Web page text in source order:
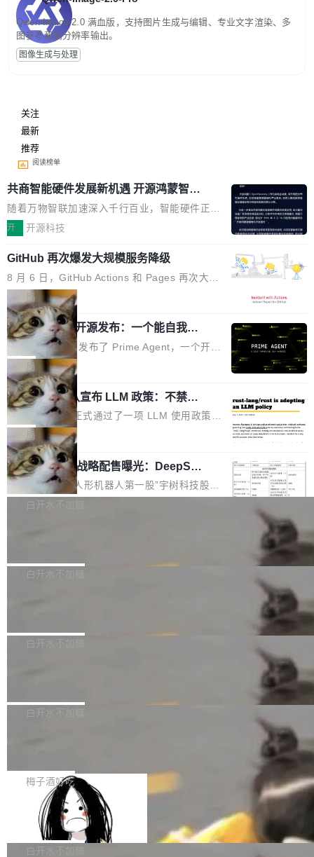
Qwen-Image-2.0 满血版，支持图片生成与编辑、专业文字渲染、多
图参考和高分辨率输出。
图像生成与处理
关注
最新
推荐
阅读榜单
共商智能硬件发展新机遇 开源鸿蒙智能
硬件开发者日杭州站即将举行
随着万物智联加速深入千行百业，智能硬件正从
单点设备迈向智能化、网联化、协同化发展。作
鸿蒙通过统一技术底座和分布式能力，为不同类
型智能设备的开发、连接与互联提供关键支撑，
也为产业链企业探索产品创新与商业增长打开新
的空间。 8月14日，开源鸿蒙智能硬件开发者日
（OHDD：OpenHarmony Hardware Develope
r Day）将在杭州启航。活动面向智能硬件产业
链企业和开发者，邀请行业专家与资深技术顾
问，围绕开源鸿蒙技术能力、设备适配、芯片适
配、功耗与稳定性调优、兼容性测评及统一互联
等内容展开系统讲解和实战交流，帮助企业进一
步了解开源鸿蒙在智能...
开 开源科技
GitHub 再次爆发大规模服务降级
8 月 6 日，GitHub Actions 和 Pages 再次大规
模服务降级，Actions 完全不可用超过 5 小时，
webhook 停发，连自托管 runner 也因调度层故
障无法工作。Pages、Copilot code review、C
opilot coding agent 全部受影响。从检测到完全
恢复，大约 12 小时。 这是 2026 年 8 月的第六
起事故，其中四起与 AI/Copilot 服务相关。 Git
Hub 员工 kdaigle 在 HN 讨论中贴出了一组数
据：2025 年全年 10 亿次 commit。现在，每周
2.75 亿次，全年预计 140 亿次。GitHub...
局
Prime Agent 开源发布：一个能自我改
进的编程 Agent，ARC-AGI 3 超越人类
专家基线
Prime Intellect 发布了 Prime Agent，一个开源
的编程 Agent Harness，核心设计围绕两个抽
象：Recursive Language Model（RLM）和 C
ontinual Harness。在 ARC-AGI 3 基准测试
上，Prime Agent + Opus 5 的组合达到了 95.
5% RHAE Best@1，超过了 ARC 报告的人类专
家基线 95.4%。 不是又一个 coding agent 包装
器 Prime Agent 的架构和市面上大多数 coding
agent 有本质区别。大多数 agent harness 的设
计是基于早期模型的能力—...
局
Rust 项目团队宣布 LLM 政策：不禁
止，但你要承认哪些代码不是你写的
Rust 语言项目正式通过了一项 LLM 使用政策，
覆盖 rust-lang/rust 单一仓库的代码贡献。这不
是项目级别的官方立场，目前由五个团队采纳，
但它可能是主流开源项目中关于 AI 辅助贡献最
细致的一份规则。 政策的核心只有一句话：LLM
可以用来分析、提炼、审阅、建议，但不能用来
不得生成涉及安全性的关键变更，除非作者本身
局
宇树科技 IPO 战略配售曝光：DeepSe
ek 获配 93.3 万股，锁定 36 个月
8月6日晚间，“人形机器人第一股”宇树科技股份
有限公司披露IPO发行价格及战略配售结果，杭
36个月。 公告显示，本次宇树科技战略配售对
员工参与设立的专项资产管理计划。其中，Dee
获配9...
白开水不加糖
Bug fixes and enhancements 修复多次传递同
一个回归问题，该问题导致拉取镜像时会拒绝包
题，该问题可能导致在旧版 Linux 内核...
白开水不加糖
e 孵化器项目管理委员会（IPMC）投票中获得
P）！这一里程碑不仅标志着 Fluss 迈入新的发
白开水不加糖
长期停止内容更新，未能实现其作为“AI版维基百
提交的编辑请求也长期处于待处理状态。 Groki
pedia 于去年底上线，定位为由人工智能生成内
容的百科平台，被马斯克视为传统众包百科网站
维基百科的替代方案。Lawfare 调查发现，无论
热门页面还是低关注度页面，均未出现近期更
白开水不加糖
是这样的：配 MessageSource 的 Bean、写 R
eloadableResourceBundleMessageSource、
声明 LocaleResolver、注册 LocaleChangeInt
erceptor…五六步之后才能看到第一行翻译文
本。 Solon 换了个方式。整个 i18n 模块围绕三
梅子酒好吃
Apache Doris 4.1 全面增强 Iceberg：
支持 UPDATE、MERGE INTO 与 Iceb
erg V3
Apache Doris 4.1 要补齐的，正是缺失的那一
半。在已有查询能力的基础上，Doris 进一步支
白开水不加糖